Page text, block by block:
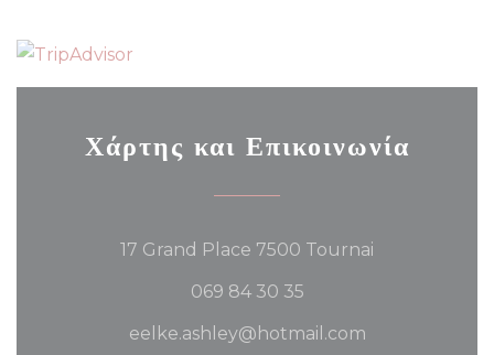
Χάρτης και Επικοινωνία
17 Grand Place 7500 Tournai
069 84 30 35
eelke.ashley@hotmail.com